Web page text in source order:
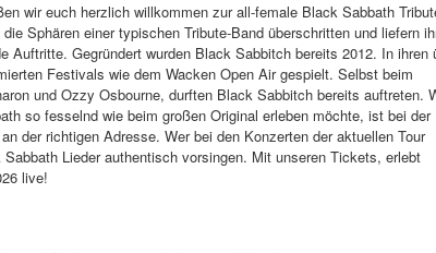
wir euch herzlich willkommen zur all-female Black Sabbath
Sphären einer typischen Tribute-Band überschritten und liefern
Auftritte. Gegründert wurden Black Sabbitch bereits 2012. In ihren
Festivals wie dem Wacken Open Air gespielt. Selbst beim
und Ozzy Osbourne, durften Black Sabbitch bereits auftreten.
so fesselnd wie beim großen Original erleben möchte, ist bei der
der richtigen Adresse. Wer bei den Konzerten der aktuellen Tour
Lieder authentisch vorsingen. Mit unseren Tickets, erlebt
live!